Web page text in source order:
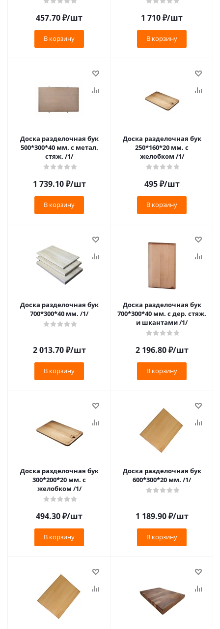
457.70₽/шт
В корзину
1 710₽/шт
В корзину
Доска разделочная бук
500*300*40 мм. с метал.
стяж. /1/
1 739.10₽/шт
В корзину
Доска разделочная бук
250*160*20 мм. с
желобком /1/
495₽/шт
В корзину
Доска разделочная бук
700*300*40 мм. /1/
2 013.70₽/шт
В корзину
Доска разделочная бук
700*300*40 мм. с дер. стяж.
и шкантами /1/
2 196.80₽/шт
В корзину
Доска разделочная бук
300*200*20 мм. с
желобком /1/
494.30₽/шт
В корзину
Доска разделочная бук
600*300*20 мм. /1/
1 189.90₽/шт
В корзину